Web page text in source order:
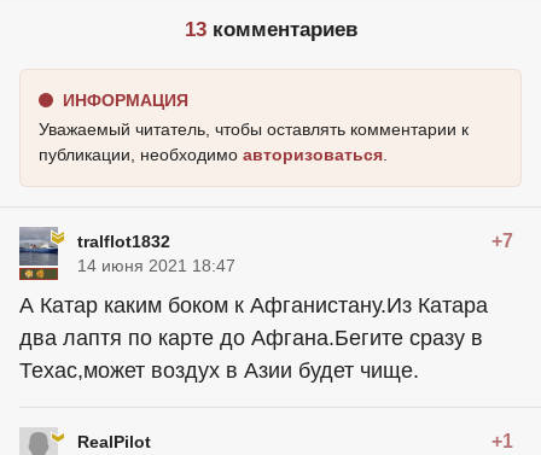
13комментариев
ИНФОРМАЦИЯ
Уважаемый читатель, чтобы оставлять комментарии к
публикации, необходимо авторизоваться
tralflot1832 +7
14 июня 2021 18:47
А Катар каким боком к Афганистану.Из Катара
два лаптя по карте до Афгана.Бегите сразу в
Техас,может воздух в Азии будет чище.
RealPilot +1